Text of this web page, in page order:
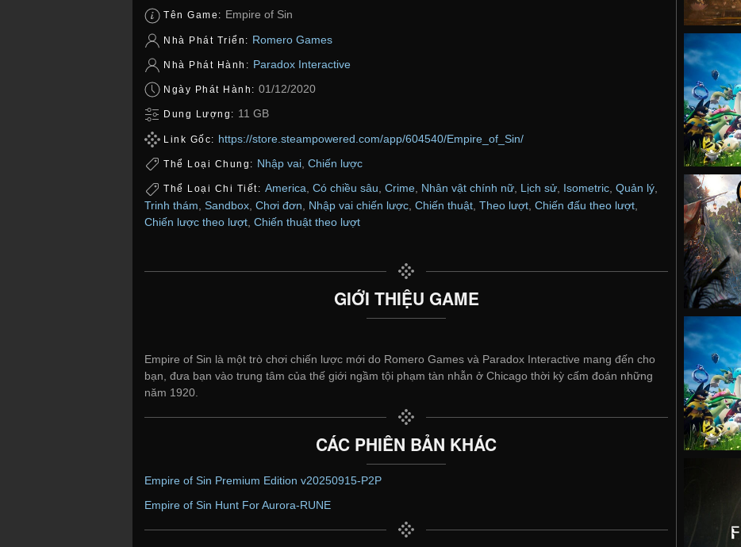
Tên Game: Empire of Sin
Nhà Phát Triển: Romero Games
Nhà Phát Hành: Paradox Interactive
Ngày Phát Hành: 01/12/2020
Dung Lượng: 11 GB
Link Gốc: https://store.steampowered.com/app/604540/Empire_of_Sin/
Thể Loại Chung: Nhập vai Chiến lược
Thể Loại Chi Tiết: America, Có chiều sâu, Crime, Nhân vật chính nữ, Lịch sử, Isometric, Quản lý,
Trinh thám Sandbox Chơi đơn Nhập vai chiến lược Chiến thuật Theo lượt Chiến đấu theo lượt
Chiến lược theo lượt Chiến thuật theo lượt
GIỚI THIỆU GAME
Empire of Sin là một trò chơi chiến lược mới do Romero Games và Paradox Interactive mang đến cho
bạn, đưa bạn vào trung tâm của thế giới ngầm tội phạm tàn nhẫn ở Chicago thời kỳ cấm đoán những
năm 1920.
CÁC PHIÊN BẢN KHÁC
Empire of Sin Premium Edition v20250915-P2P
Empire of Sin Hunt For Aurora-RUNE